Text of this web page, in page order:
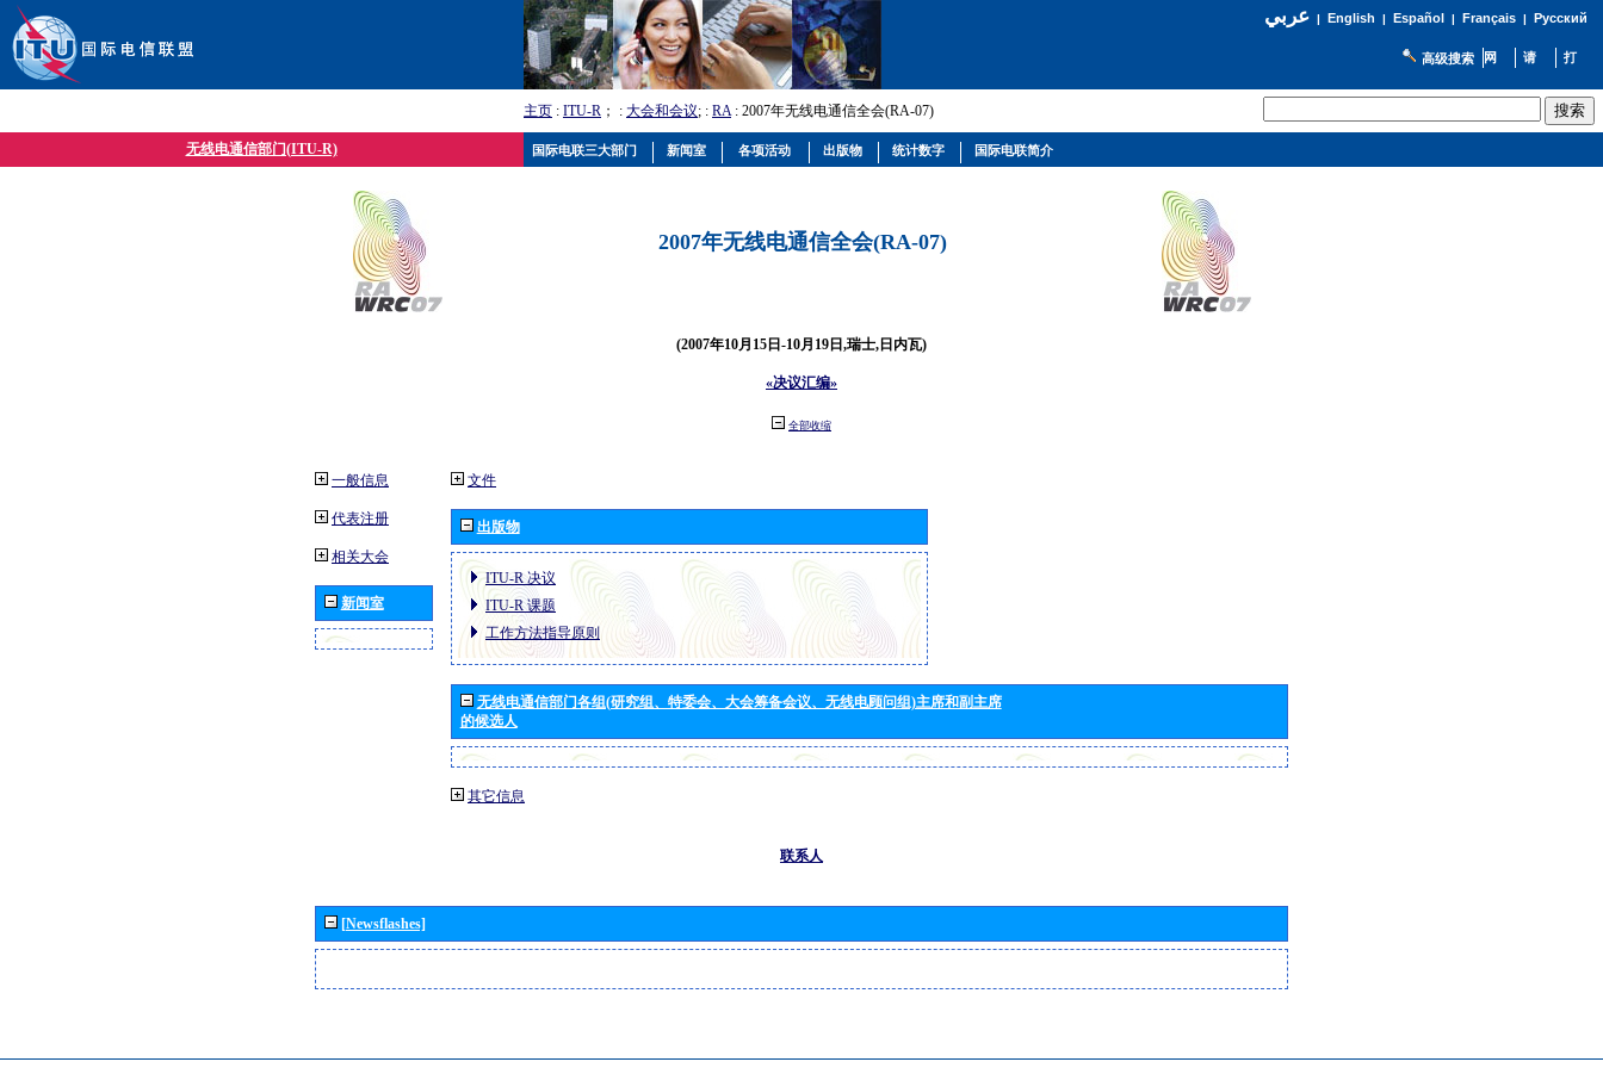
عربي| English | Español | Français| Русский
高级搜索
主页 : ITU-R ； : 大会和会议; : RA: 2007年无线电通信全会(RA-07)
无线电通信部门(ITU-R)
2007年无线电通信全会(RA-07)
(2007年10月15日-10月19日,瑞士,日内瓦)
«决议汇编»
全部收缩
一般信息
代表注册
相关大会
新闻室
文件
出版物
ITU-R 决议
ITU-R 课题
工作方法指导原则
无线电通信部门各组(研究组、特委会、大会筹备会议、无线电顾问组)主席和副主席
的候选人
其它信息
联系人
[Newsflashes]
国际电联三大部门 新闻室 各项活动 出版物 统计数字 国际电联简介